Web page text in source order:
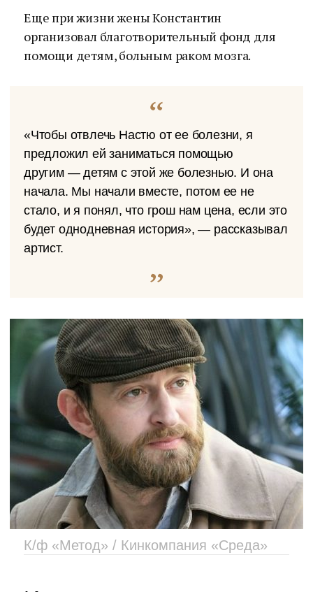
Еще при жизни жены Константин
организовал благотворительный фонд для
помощи детям, больным раком мозга.
«Чтобы отвлечь Настю от ее болезни, я
предложил ей заниматься помощью
другим — детям с этой же болезнью. И она
начала. Мы начали вместе, потом ее не
стало, и я понял, что грош нам цена, если это
будет однодневная история», — рассказывал
артист.
К/ф «Метод» / Кинкомпания «Среда»